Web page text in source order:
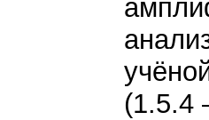
(1.5.4